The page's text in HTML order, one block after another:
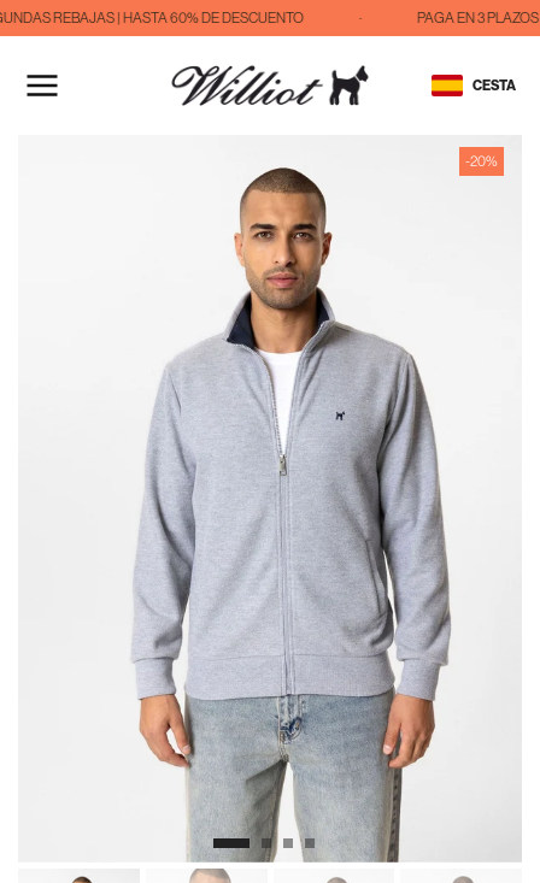
IR
CONTENIDO
REBAJAS | HASTA 60% DE DESCUENTO PAGA EN 3
CESTA
-20%